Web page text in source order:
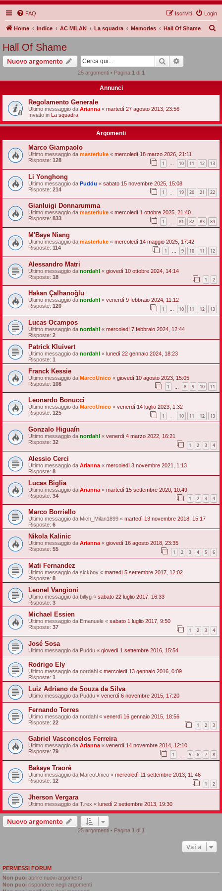
FAQ Login
Iscriviti
Home Indice AC MILAN La squadra Memories Hall Of Shame
Hall Of Shame
Nuovo argomento Cerca
25 argomenti • Pagina 1 di 1
Annunci
Regolamento Generale
Ultimo messaggio da Arianna « martedì 27 agosto 2013, 23:56
Inviato in La squadra
Argomenti
Marco Giampaolo
Ultimo messaggio da masterluke « mercoledì 18 marzo 2026, 21:11
Risposte: 128 1 … 10 11 12 13
Li Yonghong
Ultimo messaggio da Puddu « sabato 15 novembre 2025, 15:08
Risposte: 214 1 19 20 21 22
Gianluigi Donnarumma
Ultimo messaggio da masterluke « mercoledì 1 ottobre 2025, 21:40
Risposte: 833 1 … 81 82 83 84
M'Baye Niang
Ultimo messaggio da masterluke « mercoledì 14 maggio 2025, 17:42
Risposte: 114 1 … 9 10 11 12
Alessandro Matri
Ultimo messaggio da nordahl « giovedì 10 ottobre 2024, 14:14
Risposte: 18 1 2
Hakan Çalhanoğlu
Ultimo messaggio da nordahl « venerdì 9 febbraio 2024, 11:12
Risposte: 120 1 … 10 11 12 13
Lucas Ocampos
Ultimo messaggio da nordahl « mercoledì 7 febbraio 2024, 12:44
Risposte: 2
Patrick Kluivert
Ultimo messaggio da nordahl « lunedì 22 gennaio 2024, 18:23
Risposte: 1
Franck Kessie
Ultimo messaggio da MarcoUnico « giovedì 10 agosto 2023, 15:05
Risposte: 108 1 8 9 10 11
Leonardo Bonucci
Ultimo messaggio da MarcoUnico « venerdì 14 luglio 2023, 1:32
Risposte: 125 1 10 11 12 13
Gonzalo Higuaín
Ultimo messaggio da nordahl « venerdì 4 marzo 2022, 16:21
Risposte: 32 1 2 3 4
Alessio Cerci
Ultimo messaggio da Arianna « mercoledì 3 novembre 2021, 1:13
Risposte: 8
Lucas Biglia
Ultimo messaggio da Arianna « martedì 15 settembre 2020, 10:49
Risposte: 34 1 2 3 4
Marco Borriello
Ultimo messaggio da Mich_Milan1899 « martedì 13 novembre 2018, 15:17
Risposte: 6
Nikola Kalinic
Ultimo messaggio da Arianna« giovedì 16 agosto 2018, 23:35
Risposte: 55 1 2 3 4 5 6
Mati Fernandez
Ultimo messaggio da sickboy « martedì 5 settembre 2017, 12:02
Risposte: 8
Leonel Vangioni
Ultimo messaggio da billyg « sabato 22 luglio 2017, 16:33
Risposte: 3
Michael Essien
Ultimo messaggio da Emanuele « sabato 1 luglio 2017, 9:50
Risposte: 37 1 2 3 4
José Sosa
Ultimo messaggio da Puddu « giovedì 1 settembre 2016, 15:54
Rodrigo Ely
Ultimo messaggio da nordahl « mercoledì 13 gennaio 2016, 0:09
Risposte: 1
Luiz Adriano de Souza da Silva
Ultimo messaggio da Puddu « venerdì 6 novembre 2015, 17:20
Fernando Torres
Ultimo messaggio da nordahl « venerdì 16 gennaio 2015, 18:56
Risposte: 22 1 2 3
Gabriel Vasconcelos Ferreira
Ultimo messaggio da Arianna « venerdì 14 novembre 2014, 12:10
Risposte: 79 1 … 5 6 7 8
Bakaye Traoré
Ultimo messaggio da MarcoUnico « mercoledì 11 settembre 2013, 11:46
Risposte: 12 1 2
Jherson Vergara
Ultimo messaggio da T.rex « lunedì 2 settembre 2013, 19:30
Nuovo argomento
25 argomenti • Pagina 1 di 1
Vai a
PERMESSI FORUM
Non puoi aprire nuovi argomenti
Non puoi rispondere negli argomenti